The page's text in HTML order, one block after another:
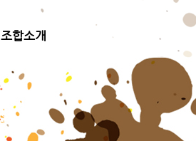
조합소개